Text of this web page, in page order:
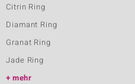
Citrin Ring
Diamant Ring
Granat Ring
Jade Ring
mehr